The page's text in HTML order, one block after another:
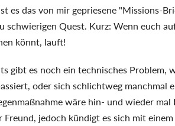
es das von mir gepriesene "Missions-
schwierigen Quest. Kurz: Wenn euch
könnt, lauft!
gibt es noch ein technisches Problem,
oder sich schlichtweg manchmal
wäre hin- und wieder
Freund, jedoch kündigt es sich mit